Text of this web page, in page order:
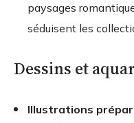
paysages
séduisent les
Dessins et
Illustrations